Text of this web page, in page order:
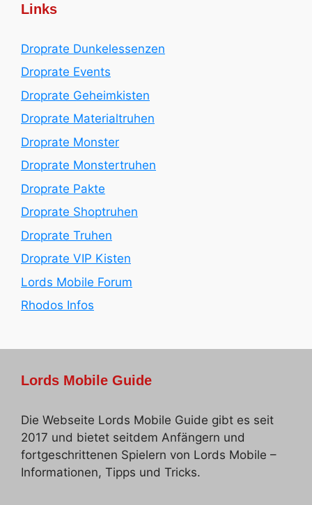
Links
Droprate Dunkelessenzen
Droprate Events
Droprate Geheimkisten
Droprate Materialtruhen
Droprate Monster
Droprate Monstertruhen
Droprate Pakte
Droprate Shoptruhen
Droprate Truhen
Droprate VIP Kisten
Lords Mobile Forum
Rhodos Infos
Lords Mobile Guide
Die Webseite Lords Mobile Guide gibt es seit
2017 und bietet seitdem Anfängern und
fortgeschrittenen Spielern von Lords Mobile –
Informationen, Tipps und Tricks.